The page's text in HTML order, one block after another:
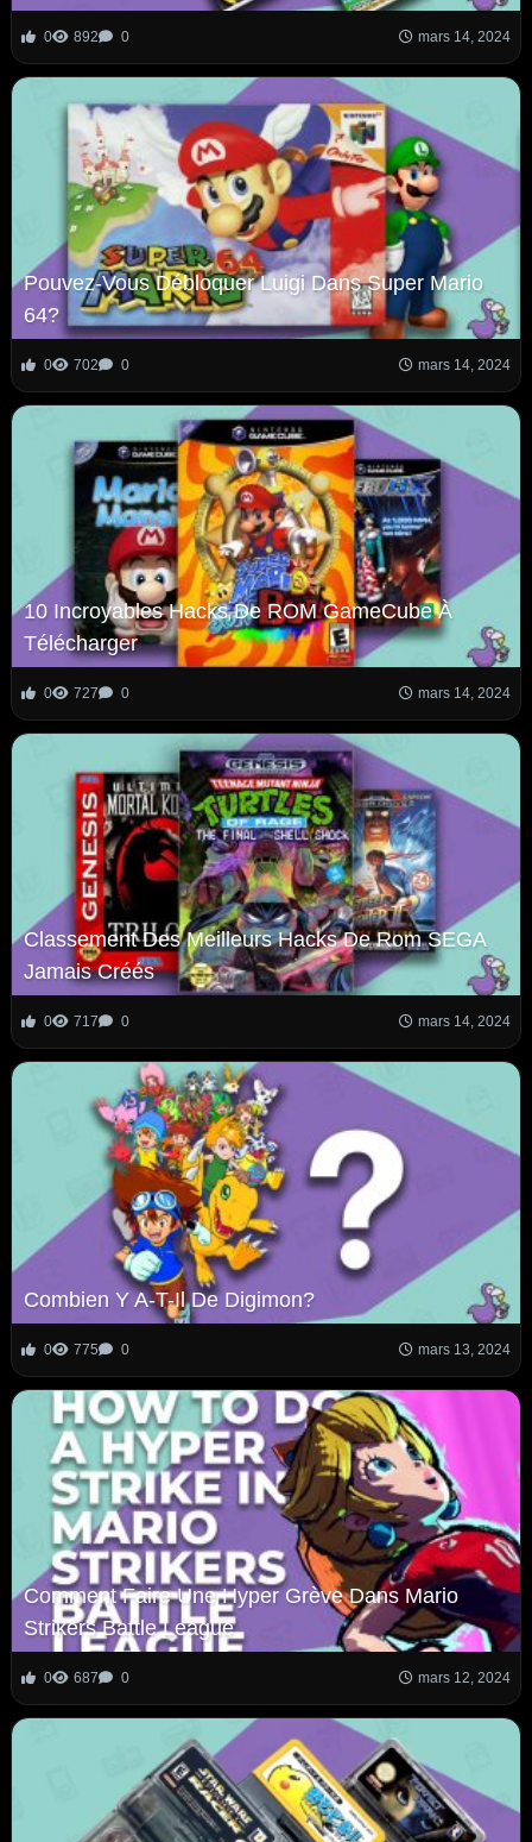
0 892 0 mars 14, 2024
Pouvez-Vous Débloquer Luigi Dans Super Mario
64?
0 702 0 mars 14, 2024
10 Incroyables Hacks De ROM GameCube À
Télécharger
0 727 0 mars 14, 2024
Classement Des Meilleurs Hacks De Rom SEGA
Jamais Créés
0 717 0 mars 14, 2024
Combien Y A-T-Il De Digimon?
0 775 0 mars 13, 2024
Comment Faire Une Hyper Grève Dans Mario
Strikers Battle League
0 687 0 mars 12, 2024